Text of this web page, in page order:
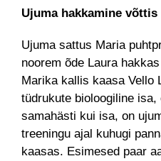
Ujuma hakkamine võttis
Ujuma sattus Maria
noorem õde Laura
Marika kallis kaasa Vello
tüdrukute bioloogiline isa,
samahästi kui isa, on
treeningu ajal kuhugi
kaasas. Esimesed paar